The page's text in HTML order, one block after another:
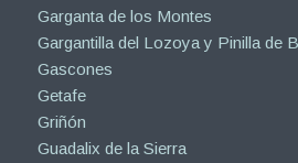
Garganta de los Montes
Gargantilla del Lozoya y Pinilla de
Gascones
Getafe
Griñón
Guadalix de la Sierra